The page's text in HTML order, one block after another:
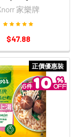
家樂牌
$47.88
正價優惠裝